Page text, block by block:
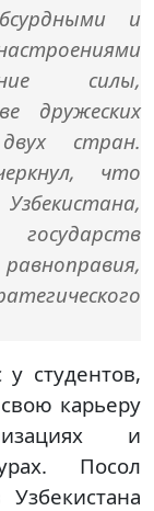
и
силы,
дружеских
стран.
что
студентов,
карьеру
и
Посол